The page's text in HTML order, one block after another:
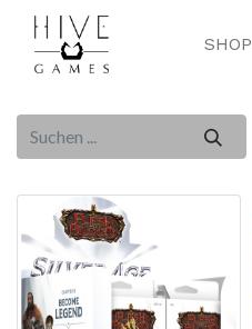
SHOP